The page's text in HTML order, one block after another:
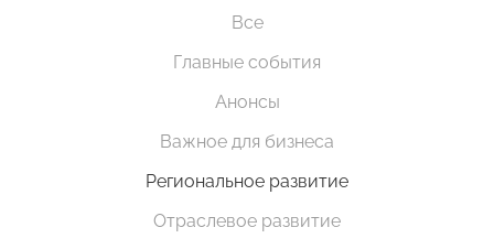
Все
Главные события
Анонсы
Важное для бизнеса
Региональное развитие
Отраслевое развитие